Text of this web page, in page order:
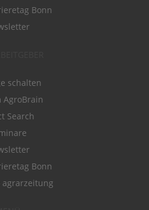
Bonn
schalten
AgroBrain
Search
Bonn
agrarzeitung